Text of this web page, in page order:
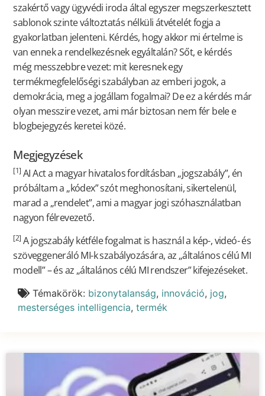
szakértő vagy ügyvédi iroda által egyszer megszerkesztett
sablonok szinte változtatás nélküli átvételét fogja a
gyakorlatban jelenteni. Kérdés, hogy akkor mi értelme is
van ennek a rendelkezésnek egyáltalán? Sőt, e kérdés
még messzebbre vezet: mit keresnek egy
termékmegfelelőségi szabályban az emberi jogok, a
demokrácia, meg a jogállam fogalmai? De ez a kérdés már
olyan messzire vezet, ami már biztosan nem fér bele e
blogbejegyzés keretei közé.
Megjegyzések
[1] AI Act a magyar hivatalos fordításban „jogszabály”, én
próbáltam a „kódex” szót meghonosítani, sikertelenül,
marad a „rendelet”, ami a magyar jogi szóhasználatban
nagyon félrevezető.
[2] A jogszabály kétféle fogalmat is használ a kép-, videó- és
szöveggeneráló MI-k szabályozására, az „általános célú MI
modell” – és az „általános célú MI rendszer” kifejezéseket.
Témakörök: bizonytalanság, innováció, jog,
mesterséges intelligencia, termék